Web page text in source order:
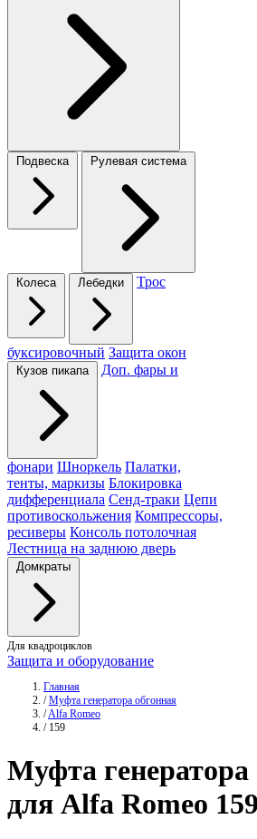
Подвеска Рулевая система
Колеса Лебедки Трос
буксировочный Защита окон
Кузов пикапа Доп. фары и
фонари Шноркель Палатки,
тенты, маркизы Блокировка
дифференциала Сенд-траки Цепи
противоскольжения Компрессоры,
ресиверы Консоль потолочная
Лестница на заднюю дверь
Домкраты
Для квадроциклов
Защита и оборудование
Главная
/ Муфта генератора обгонная
/Alfa Romeo
/ 159
Муфта
для Alfa Romeo 159